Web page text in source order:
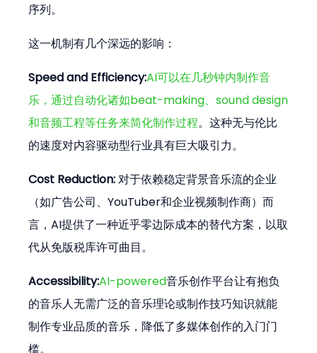
序列。
这一机制有几个深远的影响：
Speed and Efficiency:AI可以在几秒钟内制作音
乐，通过自动化诸如beat-making、sound design
和音频工程等任务来简化制作过程。这种无与伦比
的速度对内容驱动型行业具有巨大吸引力。
Cost Reduction: 对于依赖稳定背景音乐流的企业
（如广告公司、YouTuber和企业视频制作商）而
言，AI提供了一种近乎零边际成本的替代方案，以取
代从免版税库许可曲目。
Accessibility:AI-powered音乐创作平台让有抱负
的音乐人无需广泛的音乐理论或制作技巧知识就能
制作专业品质的音乐，降低了多媒体创作的入门门
槛。